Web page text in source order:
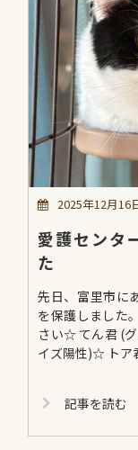
2025年12月16
愛護センタ
た
先日、富里市に
を保護しました
さい☆ てん君 (
イズ陽性)☆ トア
記事を読む